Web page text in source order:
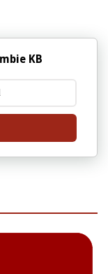
KB